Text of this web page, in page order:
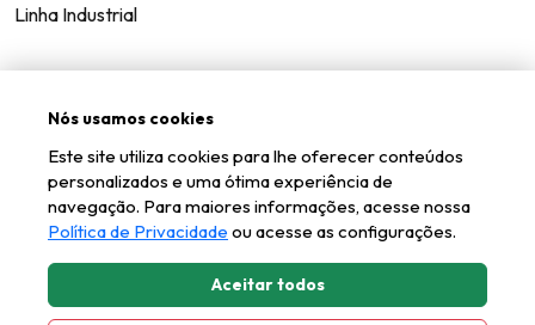
Linha Industrial
Contáctenos
Hable
Kappesberg © todos los derechos reservados.
Nós usamos cookies
Este site utiliza cookies para lhe oferecer conteúdos
personalizados e uma ótima experiência de
navegação. Para maiores informações, acesse nossa
Política de Privacidade ou acesse as configurações.
Aceitar todos